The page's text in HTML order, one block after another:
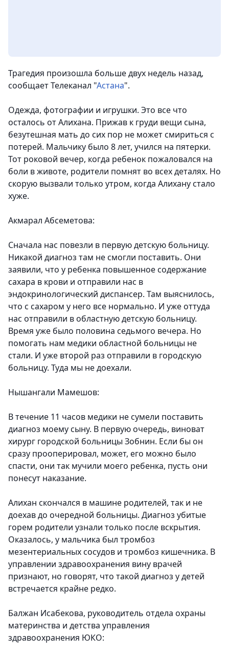
Трагедия произошла больше двух недель назад,
сообщает Телеканал "Астана".
Одежда, фотографии и игрушки. Это все что
осталось от Алихана. Прижав к груди вещи сына,
безутешная мать до сих пор не может смириться с
потерей. Мальчику было 8 лет, учился на пятерки.
Тот роковой вечер, когда ребенок пожаловался на
боли в животе, родители помнят во всех деталях. Но
скорую вызвали только утром, когда Алихану стало
хуже.
Акмарал Абсеметова:
Сначала нас повезли в первую детскую больницу.
Никакой диагноз там не смогли поставить. Они
заявили, что у ребенка повышенное содержание
сахара в крови и отправили нас в
эндокринологический диспансер. Там выяснилось,
что с сахаром у него все нормально. И уже оттуда
нас отправили в областную детскую больницу.
Время уже было половина седьмого вечера. Но
помогать нам медики областной больницы не
стали. И уже второй раз отправили в городскую
больницу. Туда мы не доехали.
Нышангали Мамешов:
В течение 11 часов медики не сумели поставить
диагноз моему сыну. В первую очередь, виноват
хирург городской больницы Зобнин. Если бы он
сразу прооперировал, может, его можно было
спасти, они так мучили моего ребенка, пусть они
понесут наказание.
Алихан скончался в машине родителей, так и не
доехав до очередной больницы. Диагноз убитые
горем родители узнали только после вскрытия.
Оказалось, у мальчика был тромбоз
мезентериальных сосудов и тромбоз кишечника. В
управлении здравоохранения вину врачей
признают, но говорят, что такой диагноз у детей
встречается крайне редко.
Балжан Исабекова, руководитель отдела охраны
материнства и детства управления
здравоохранения ЮКО: